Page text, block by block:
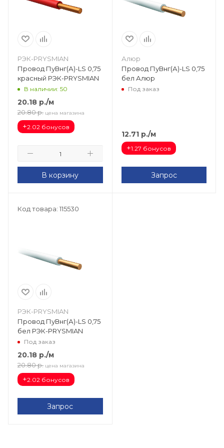
РЭК-PRYSMIAN
Провод ПуВнг(А)-LS 0,75
красный РЭК-PRYSMIAN
В наличии: 50
20.18 р./м
20.80 р. цена магазина
+2.02 бонусов
В корзину
Алюр
Провод ПуВнг(А)-LS 0,75
бел Алюр
Под заказ
12.71р./м
+1.27 бонусов
Запрос
Код товара: 115530
РЭК-PRYSMIAN
Провод ПуВнг(А)-LS 0,75
бел РЭК-PRYSMIAN
Под заказ
20.18 р./м
20.80 р. цена магазина
+2.02 бонусов
Запрос